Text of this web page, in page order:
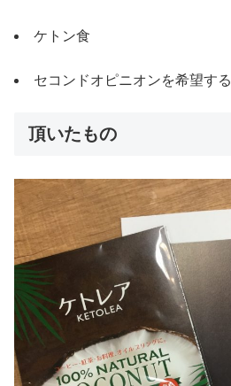
ケトン食
セコンドオピニオンを希望する
頂いたもの